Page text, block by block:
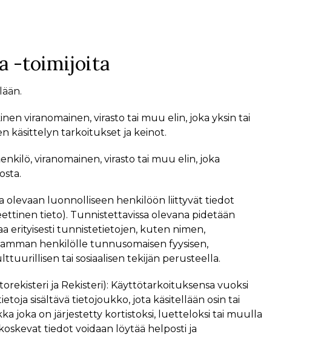
-toimijoita
viranomainen, virasto tai muu elin, joka yksin tai
käsittelyn tarkoitukset ja keinot.
viranomainen, virasto tai muu elin, joka
olevaan luonnolliseen henkilöön liittyvät tiedot
tieto). Tunnistettavissa olevana pidetään
erityisesti tunnistetietojen, kuten nimen,
henkilölle tunnusomaisen fyysisen,
tai sosiaalisen tekijän perusteella.
ja Rekisteri): Käyttötarkoituksensa vuoksi
sisältävä tietojoukko, jota käsitellään osin tai
joka on järjestetty kortistoksi, luetteloksi tai muulla
tiedot voidaan löytää helposti ja